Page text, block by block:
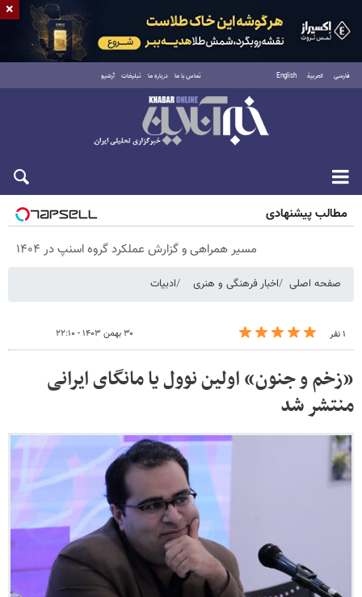
فارسی العربية English تماس با ما درباره ما تبلیغات آرشیو
پنجشنبه ۱۵ مرداد ۱۴۰۵
مطالب پیشنهادی
مسیر همراهی و گزارش عملکرد گروه اسنپ در ۱۴۰۴
صفحه اصلی اخبار فرهنگی و هنری ادبیات
۱ نفر ۳۰ بهمن ۱۴۰۳ - ۲۲:۱۰
«زخم و جنون» اولین نوول یا مانگای ایرانی
منتشر شد
×